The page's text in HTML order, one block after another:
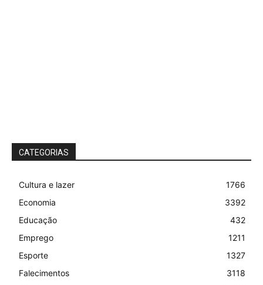
CATEGORIAS
Cultura e lazer
1766
Economia
3392
Educação
432
Emprego
1211
Esporte
1327
Falecimentos
3118